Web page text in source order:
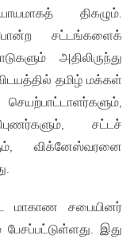
திகழும்.
சட்டங்களைக்
அதிலிருந்து
தமிழ் மக்கள்
சட்டச்
விக்னேஸ்வரனை
மாகாண சபையினர்
இது